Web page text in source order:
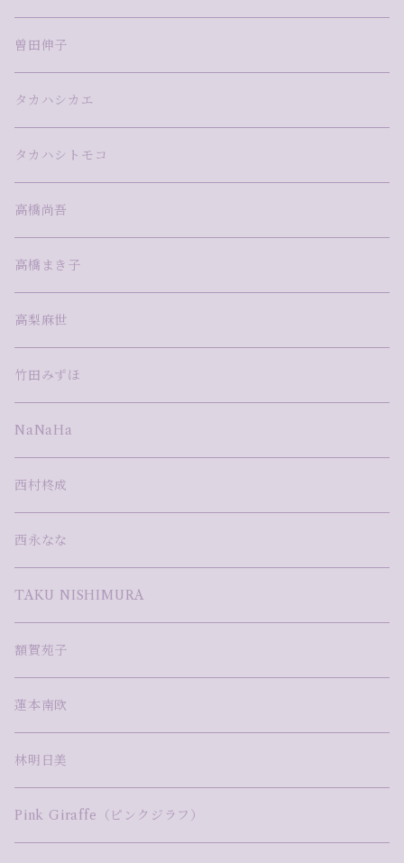
曽田伸子
タカハシカエ
タカハシトモコ
高橋尚吾
高橋まき子
高梨麻世
竹田みずほ
NaNaHa
西村柊成
西永なな
TAKU NISHIMURA
額賀苑子
蓮本南欧
林明日美
Pink Giraffe（ピンクジラフ）